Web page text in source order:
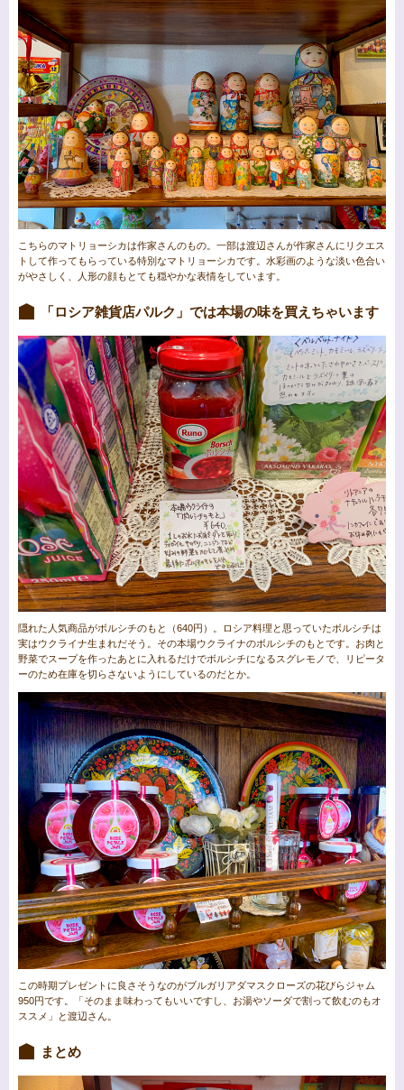
こちらのマトリョーシカは作家さんのもの。一部は渡辺さんが作家さんにリクエス
トして作ってもらっている特別なマトリョーシカです。水彩画のような淡い色合い
がやさしく、人形の顔もとても穏やかな表情をしています。
「ロシア雑貨店パルク」では本場の味を買えちゃいます
隠れた人気商品がボルシチのもと（640円）。ロシア料理と思っていたボルシチは
実はウクライナ生まれだそう。その本場ウクライナのボルシチのもとです。お肉と
野菜でスープを作ったあとに入れるだけでボルシチになるスグレモノで、リピータ
ーのため在庫を切らさないようにしているのだとか。
この時期プレゼントに良さそうなのがブルガリアダマスクローズの花びらジャム
950円です。「そのまま味わってもいいですし、お湯やソーダで割って飲むのもオ
ススメ」と渡辺さん。
まとめ